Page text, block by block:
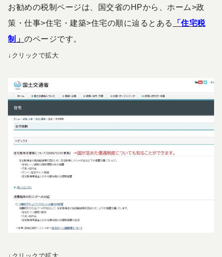
お勧めの税制ページは、国交省のHPから、ホーム>政
策・仕事>住宅・建築>住宅の順に辿るとある
「住宅税
制」 のページです。
↓クリックで拡大